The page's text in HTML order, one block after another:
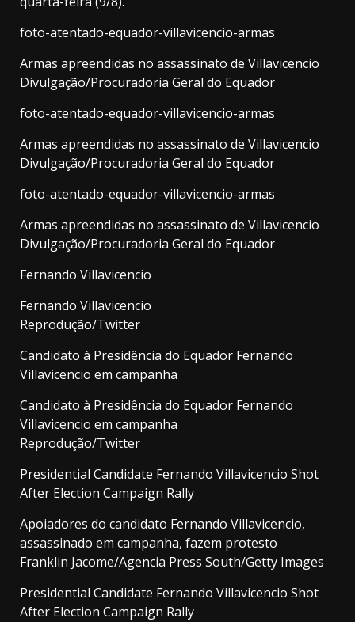
foto-atentado-equador-villavicencio-armas
Armas apreendidas no assassinato de Villavicencio
Divulgação/Procuradoria Geral do Equador
foto-atentado-equador-villavicencio-armas
Armas apreendidas no assassinato de Villavicencio
Divulgação/Procuradoria Geral do Equador
foto-atentado-equador-villavicencio-armas
Armas apreendidas no assassinato de Villavicencio
Divulgação/Procuradoria Geral do Equador
Fernando Villavicencio
Fernando Villavicencio
Reprodução/Twitter
Candidato à Presidência do Equador Fernando
Villavicencio em campanha
Candidato à Presidência do Equador Fernando
Villavicencio em campanha
Reprodução/Twitter
Presidential Candidate Fernando Villavicencio Shot
After Election Campaign Rally
Apoiadores do candidato Fernando Villavicencio,
assassinado em campanha, fazem protesto
Franklin Jacome/Agencia Press South/Getty Images
Presidential Candidate Fernando Villavicencio Shot
After Election Campaign Rally